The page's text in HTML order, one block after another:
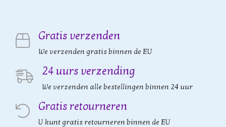
Gratis verzenden
We verzenden gratis binnen de EU
24 uurs verzending
We verzenden alle bestellingen binnen 24 uur
Gratis retourneren
U kunt gratis retourneren binnen de EU